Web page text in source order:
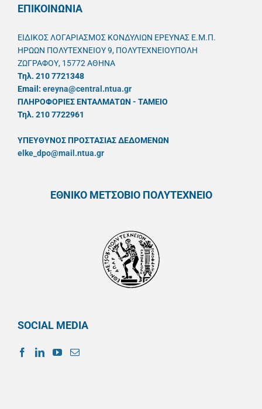
ΕΠΙΚΟΙΝΩΝΙΑ
ΕΙΔΙΚΟΣ ΛΟΓΑΡΙΑΣΜΟΣ ΚΟΝΔΥΛΙΩΝ ΕΡΕΥΝΑΣ Ε.Μ.Π.
ΗΡΩΩΝ ΠΟΛΥΤΕΧΝΕΙΟΥ 9, ΠΟΛΥΤΕΧΝΕΙΟΥΠΟΛΗ
ΖΩΓΡΑΦΟΥ, 15772 ΑΘΗΝΑ
Τηλ. 210 7721348
Email: ereyna@central.ntua.gr
ΠΛΗΡΟΦΟΡΙΕΣ ΕΝΤΑΛΜΑΤΩΝ - ΤΑΜΕΙΟ
Τηλ. 210 7722961
ΥΠΕΥΘYΝΟΣ ΠΡΟΣΤΑΣΙΑΣ ΔΕΔΟΜΕΝΩΝ
elke_dpo@mail.ntua.gr
ΕΘΝΙΚΟ ΜΕΤΣΟΒΙΟ ΠΟΛΥΤΕΧΝΕΙΟ
SOCIAL MEDIA